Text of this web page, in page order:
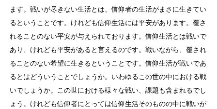
ます。戦いが尽きない生活とは、信仰者の生活がまさに生きてい
るということです。けれども信仰生活には平安があります。覆さ
れることのない平安が与えられております。信仰生活とは戦いで
あり、けれども平安があると言えるのです。戦いながら、覆され
ることのない希望に生きるということです。信仰生活が戦いであ
るとはどういうことでしょうか。いわゆるこの世の中における戦
いでしょうか。この世における様々な戦い、課題も含まれるでし
ょう。けれども信仰者にとっては信仰生活そのものの中に戦いが